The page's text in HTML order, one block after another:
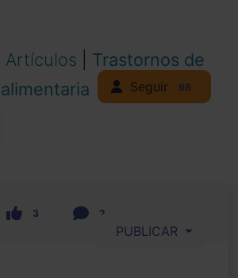
Artículos
Trastornos de
Seguir 98
3 2
PUBLICAR